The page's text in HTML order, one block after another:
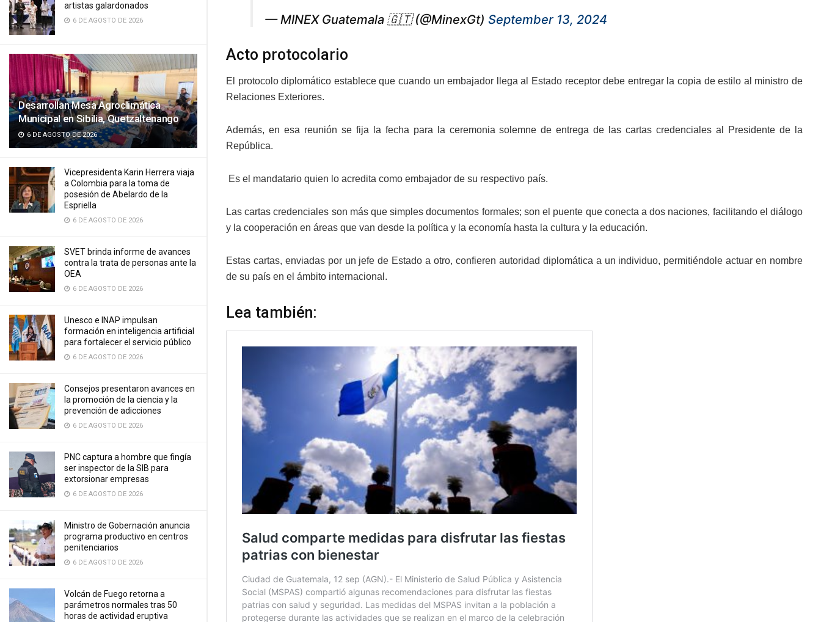
artistas galardonados
6 DE AGOSTO DE 2026
Desarrollan Mesa Agroclimática
Municipal en Sibilia, Quetzaltenango
6 DE AGOSTO DE 2026
Vicepresidenta Karin Herrera viaja
a Colombia para la toma de
posesión de Abelardo de la
Espriella
6 DE AGOSTO DE 2026
SVET brinda informe de avances
contra la trata de personas ante la
OEA
6 DE AGOSTO DE 2026
Unesco e INAP impulsan
formación en inteligencia artificial
para fortalecer el servicio público
6 DE AGOSTO DE 2026
Consejos presentaron avances en
la promoción de la ciencia y la
prevención de adicciones
6 DE AGOSTO DE 2026
PNC captura a hombre que fingía
ser inspector de la SIB para
extorsionar empresas
6 DE AGOSTO DE 2026
Ministro de Gobernación anuncia
programa productivo en centros
penitenciarios
6 DE AGOSTO DE 2026
Volcán de Fuego retorna a
parámetros normales tras 50
horas de actividad eruptiva
— MINEX Guatemala 🇬🇹 (@MinexGt) September 13, 2024
Acto protocolario
El protocolo diplomático establece que cuando un embajador llega al Estado receptor debe entregar la copia de estilo al ministro de
Relaciones Exteriores.
Además, en esa reunión se fija la fecha para la ceremonia solemne de entrega de las cartas credenciales al Presidente de la
República.
Es el mandatario quien lo acredita como embajador de su respectivo país.
Las cartas credenciales son más que simples documentos formales; son el puente que conecta a dos naciones, facilitando el diálogo
y la cooperación en áreas que van desde la política y la economía hasta la cultura y la educación.
Estas cartas, enviadas por un jefe de Estado a otro, confieren autoridad diplomática a un individuo, permitiéndole actuar en nombre
de su país en el ámbito internacional.
Lea también: